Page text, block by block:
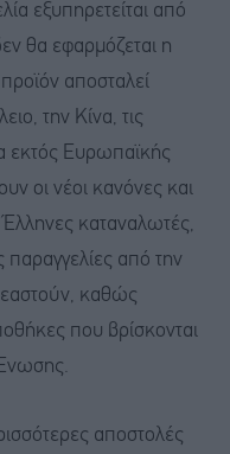
εξυπηρετείται από
θα εφαρμόζεται η
αποσταλεί
την Κίνα, τις
εκτός Ευρωπαϊκής
οι νέοι κανόνες και
καταναλωτές,
παραγγελίες από την
καθώς
που βρίσκονται
αποστολές